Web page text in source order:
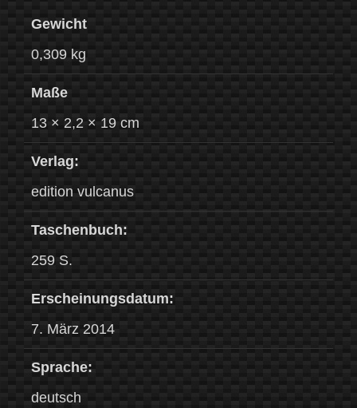
Gewicht
0,309 kg
Maße
13 × 2,2 × 19 cm
Verlag:
edition vulcanus
Taschenbuch:
259 S.
Erscheinungsdatum:
7. März 2014
Sprache:
deutsch